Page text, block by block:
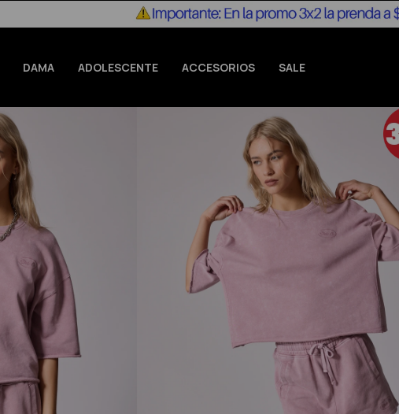
DAMA ADOLESCENTE ACCESORIOS SALE